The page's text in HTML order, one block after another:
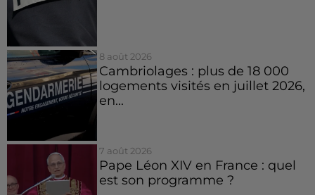
8 août 2026
Cambriolages : plus de 18 000
logements visités en juillet 2026,
en...
7 août 2026
Pape Léon XIV en France : quel
est son programme ?